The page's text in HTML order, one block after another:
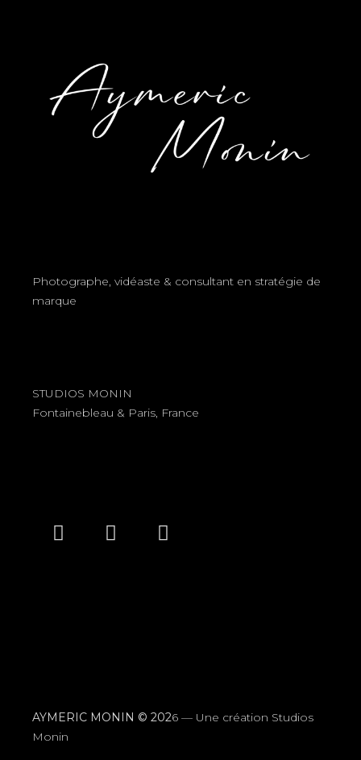
Photographe, vidéaste & consultant en stratégie de
marque
STUDIOS MONIN
Fontainebleau & Paris, France
AYMERIC MONIN © 2026 — Une création Studios
Monin